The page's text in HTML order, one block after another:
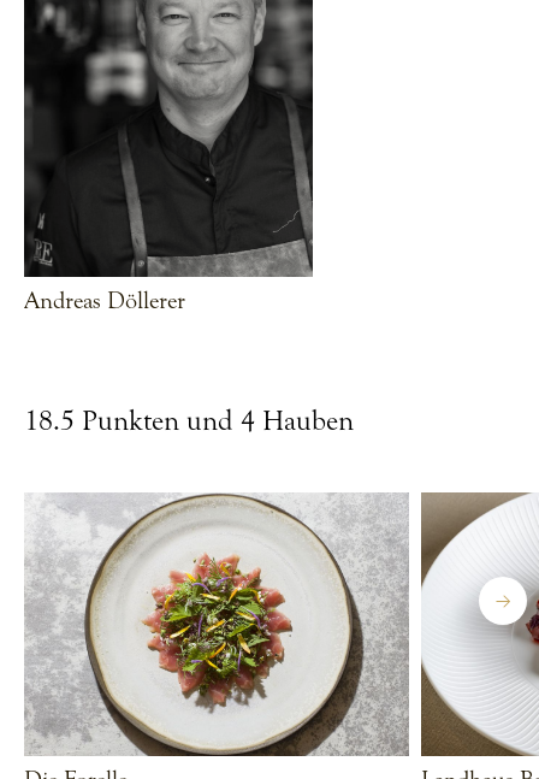
Andreas Döllerer
18.5 Punkten und 4 Hauben